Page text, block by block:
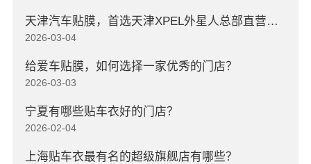
天津汽车贴膜，首选天津XPEL外星人总部直营店，高口碑店
2026-03-04
给爱车贴膜，如何选择一家优秀的门店？
2026-03-03
宁夏有哪些贴车衣好的门店？
2026-02-04
上海贴车衣最有名的超级旗舰店有哪些？